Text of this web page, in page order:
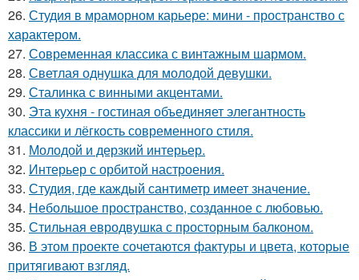
26. Студия в мраморном карьере: мини - пространство с
характером.
27. Современная классика с винтажным шармом.
28. Светлая однушка для молодой девушки.
29. Сталинка с винными акцентами.
30. Эта кухня - гостиная объединяет элегантность
классики и лёгкость современного стиля.
31. Молодой и дерзкий интерьер.
32. Интерьер с орбитой настроения.
33. Студия, где каждый сантиметр имеет значение.
34. Небольшое пространство, созданное с любовью.
35. Стильная евродвушка с просторным балконом.
36. В этом проекте сочетаются фактуры и цвета, которые
притягивают взгляд.